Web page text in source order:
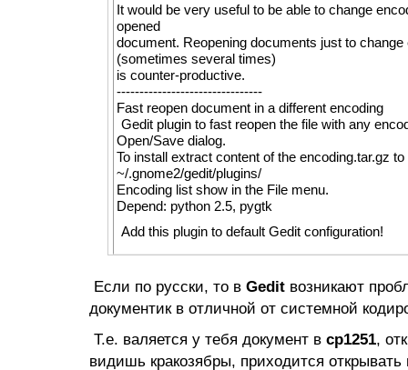
It would be very useful to be able to change
opened
document. Reopening documents just to change
(sometimes several times)
is counter-productive.
--------------------------------
Fast reopen document in a different encoding
Gedit plugin to fast reopen the file with any
Open/Save dialog.
To install extract content of the encoding.tar.gz to
~/.gnome2/gedit/plugins/
Encoding list show in the File menu.
Depend: python 2.5, pygtk
Add this plugin to default Gedit configuration!
Если по русски, то в Gedit возникают
документик в отличной от системной
Т.е. валяется у тебя документ в cp1251,
видишь кракозябры, приходится